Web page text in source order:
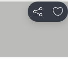
Teilen